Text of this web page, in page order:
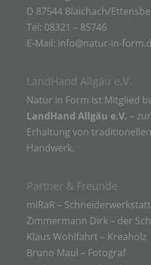
D 87544 Blaichach/
Tel: 08321 – 85746
E-Mail: info@natur-in-
LandHand Allgäu e.V.
Natur in Form ist Mitglied
LandHand Allgäu e.V. –
Erhaltung von
Handwerk.
Partner & Freunde
miRaR – Schneiderwerkstatt
Zimmermann Dirk – der
Klaus Wohlfahrt – Kreaholz
Bruno Maul – Fotograf
sozialen Identität dieser
Betroffene Person ist jede
identifizierbare natürliche
personenbezogene Daten
Verarbeitung
Verarbeitung ist jeder mit oder
automatisierter Verfahren
Zusammenhang mit
wie das Erheben, das
Veränderung, das Auslesen,